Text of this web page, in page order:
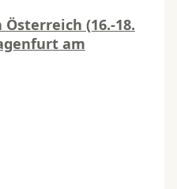
(16.-18.
am